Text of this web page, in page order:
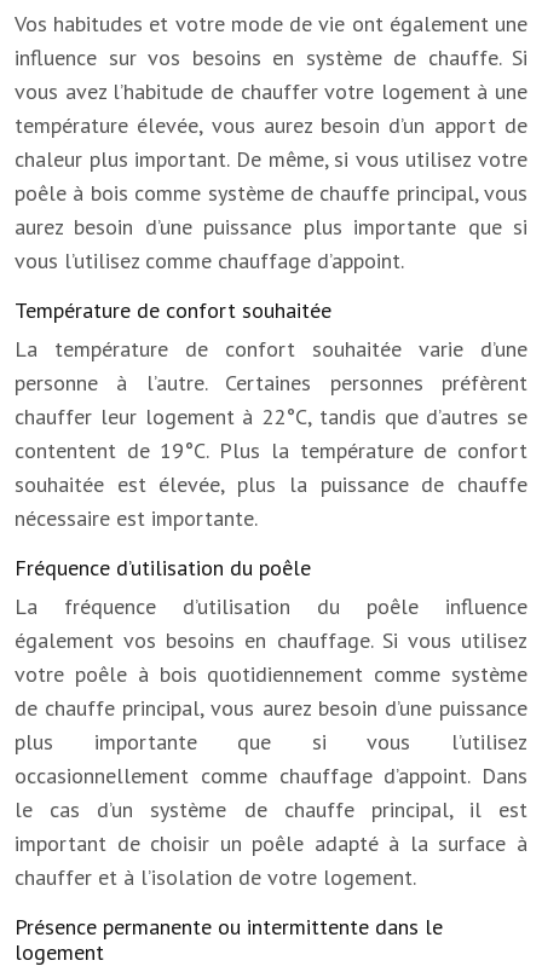
Vos habitudes et votre mode de vie ont également une
influence sur vos besoins en système de chauffe. Si
vous avez l’habitude de chauffer votre logement à une
température élevée, vous aurez besoin d’un apport de
chaleur plus important. De même, si vous utilisez votre
poêle à bois comme système de chauffe principal, vous
aurez besoin d’une puissance plus importante que si
vous l’utilisez comme chauffage d’appoint.
Température de confort souhaitée
La température de confort souhaitée varie d’une
personne à l’autre. Certaines personnes préfèrent
chauffer leur logement à 22°C, tandis que d’autres se
contentent de 19°C. Plus la température de confort
souhaitée est élevée, plus la puissance de chauffe
nécessaire est importante.
Fréquence d’utilisation du poêle
La fréquence d’utilisation du poêle influence
également vos besoins en chauffage. Si vous utilisez
votre poêle à bois quotidiennement comme système
de chauffe principal, vous aurez besoin d’une puissance
plus importante que si vous l’utilisez
occasionnellement comme chauffage d’appoint. Dans
le cas d’un système de chauffe principal, il est
important de choisir un poêle adapté à la surface à
chauffer et à l’isolation de votre logement.
Présence permanente ou intermittente dans le
logement